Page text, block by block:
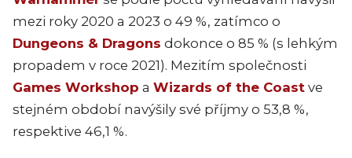
mezi roky 2020 a 2023 o 49 %, zatímco o
Dungeons & Dragons dokonce o 85 % (s lehkým
propadem v roce 2021). Mezitím společnosti
Games Workshop a Wizards of the Coast ve
stejném období navýšily své příjmy o 53,8 %,
respektive 46,1 %.